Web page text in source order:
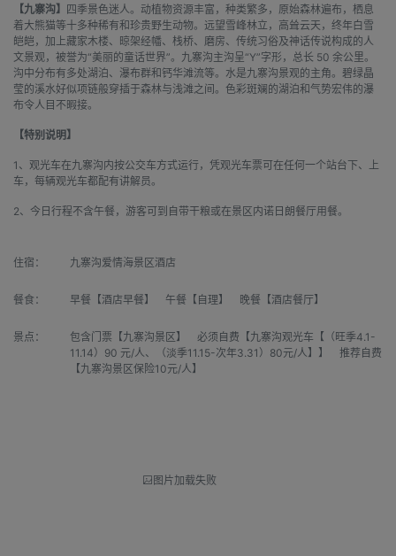
【九寨沟】
四季景色迷人。动植物资源丰富，种类繁多，原始森林遍布，栖息
着大熊猫等十多种稀有和珍贵野生动物。远望雪峰林立，高耸云天，终年白雪
皑皑，加上藏家木楼、晾架经幡、栈桥、磨房、传统习俗及神话传说构成的人
文景观，被誉为“美丽的童话世界”。九寨沟主沟呈“Y”字形，总长 50 余公里。
沟中分布有多处湖泊、瀑布群和钙华滩流等。水是九寨沟景观的主角。碧绿晶
莹的溪水好似项链般穿插于森林与浅滩之间。色彩斑斓的湖泊和气势宏伟的瀑
布令人目不暇接。
【特别说明】
1、观光车在九寨沟内按公交车方式运行，凭观光车票可在任何一个站台下、上
车，每辆观光车都配有讲解员。
2、今日行程不含午餐，游客可到自带干粮或在景区内诺日朗餐厅用餐。
住宿： 九寨沟爱情海景区酒店
餐食： 早餐【酒店早餐】 午餐【自理】 晚餐【酒店餐厅】
景点：
包含门票【九寨沟景区】 必须自费【九寨沟观光车【（旺季4.1-
11.14）90 元/人、（淡季11.15-次年3.31）80元/人】】 推荐自费
【九寨沟景区保险10元/人】
图片加载失败